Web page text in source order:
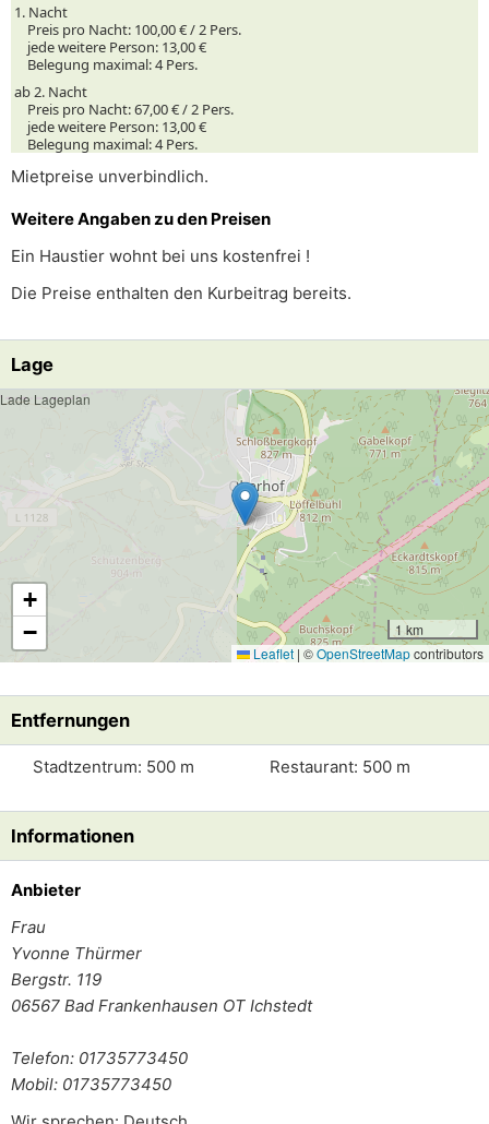
1. Nacht
Preis pro Nacht: 100,00 € /2 Pers.
jede weitere Person: 13,00 €
Belegung maximal:4 Pers.
ab 2. Nacht
Preis pro Nacht:67,00 € /2 Pers.
jede weitere Person: 13,00 €
Belegung maximal:4 Pers.
Mietpreise unverbindlich.
Weitere Angaben zu den Preisen
Ein Haustier wohnt bei uns kostenfrei !
Die Preise enthalten den Kurbeitrag bereits.
Lage
Lade Lageplan
+
−
1 km
Leaflet | ©OpenStreetMapcontributors
Entfernungen
Stadtzentrum: 500 m Restaurant: 500 m
Informationen
Anbieter
Frau
Yvonne Thürmer
Bergstr. 119
06567 Bad Frankenhausen OT Ichstedt
Telefon: 01735773450
Mobil: 01735773450